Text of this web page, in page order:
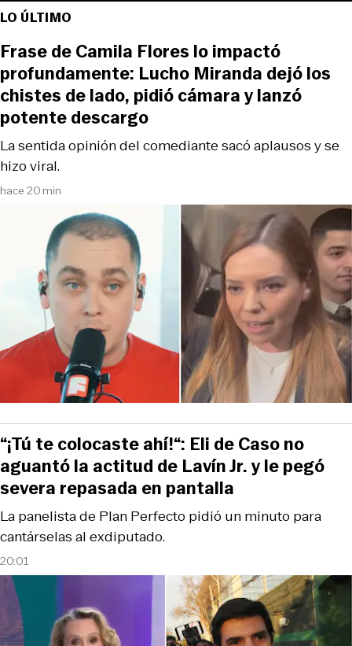
LO ÚLTIMO
hace 20 min
La sentida opinión del comediante sacó aplausos y se
hizo viral.
Frase de Camila Flores lo impactó
profundamente: Lucho Miranda dejó los
chistes de lado, pidió cámara y lanzó
potente descargo
20:01
La panelista de Plan Perfecto pidió un minuto para
cantárselas al exdiputado.
“¡Tú te colocaste ahí!“: Eli de Caso no
aguantó la actitud de Lavín Jr. y le pegó
severa repasada en pantalla